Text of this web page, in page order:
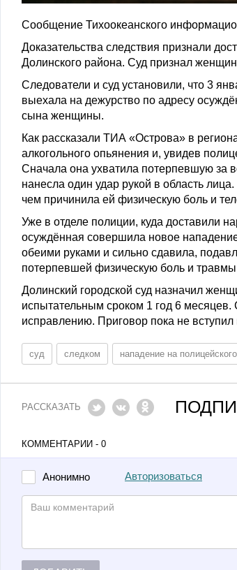
Сообщение Тихоокеанского
Доказательства следствия признали
Долинского района. Суд признал
Следователи и суд установили, что 3
выехала на дежурство по адресу
сына женщины.
Как рассказали ТИА «Острова» в
алкогольного опьянения и, увидев
Сначала она ухватила потерпевшую за
нанесла один удар рукой в область
чем причинила ей физическую боль и
Уже в отделе полиции, куда доставили
осуждённая совершила новое
обеими руками и сильно сдавила,
потерпевшей физическую боль и
Долинский городской суд назначил
испытательным сроком 1 год 6
исправлению. Приговор пока не вступил
суд следком нападение на полицейского
РАССКАЗАТЬ
КОММЕНТАРИИ - 0
Анонимно Авторизоваться